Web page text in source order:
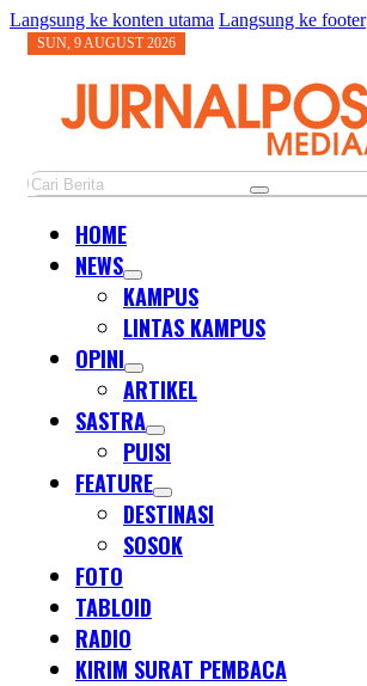
Langsung ke konten utama Langsung ke footer
SUN, 9 AUGUST 2026
Cari
HOME
NEWS
KAMPUS
LINTAS KAMPUS
OPINI
ARTIKEL
SASTRA
PUISI
FEATURE
DESTINASI
SOSOK
FOTO
TABLOID
RADIO
KIRIM SURAT PEMBACA